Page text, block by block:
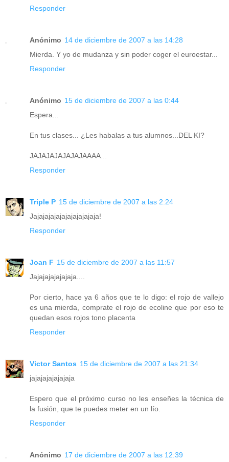
Responder
Anónimo 14 de diciembre de 2007 a las 14:28
Mierda. Y yo de mudanza y sin poder coger el euroestar...
Responder
Anónimo 15 de diciembre de 2007 a las 0:44
Espera...
En tus clases... ¿Les habalas a tus alumnos...DEL KI?
JAJAJAJAJAJAJAAAA...
Responder
Triple P 15 de diciembre de 2007 a las 2:24
Jajajajajajajajajajajaja!
Responder
Joan F 15 de diciembre de 2007 a las 11:57
Jajajajajajajaja....
Por cierto, hace ya 6 años que te lo digo: el rojo de vallejo
es una mierda, comprate el rojo de ecoline que por eso te
quedan esos rojos tono placenta
Responder
Victor Santos 15 de diciembre de 2007 a las 21:34
jajajajajajajaja
Espero que el próximo curso no les enseñes la técnica de
la fusión, que te puedes meter en un lío.
Responder
Anónimo 17 de diciembre de 2007 a las 12:39